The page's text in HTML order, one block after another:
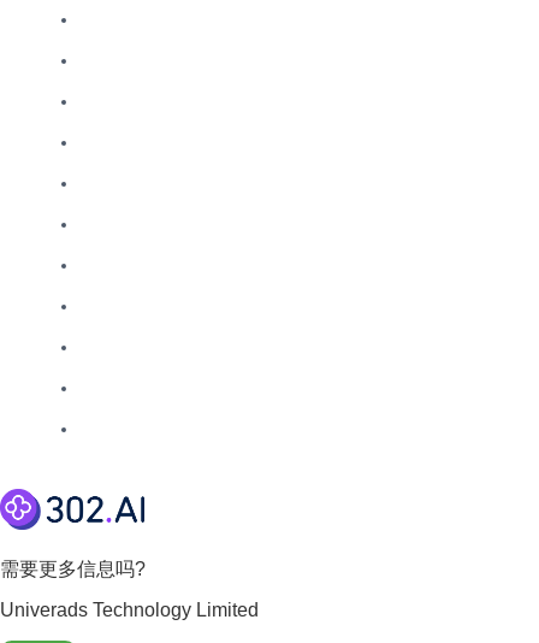
需要更多信息吗?
Univerads Technology Limited